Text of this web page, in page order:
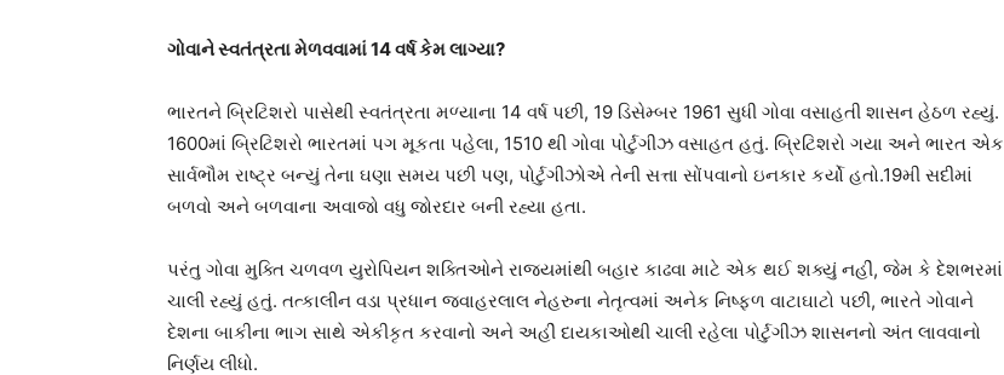
ગોવાને સ્વતંત્રતા મેળવવામાં 14 વર્ષ કેમ લાગ્યા?
ભારતને બ્રિટિશરો પાસેથી સ્વતંત્રતા મળ્યાના 14 વર્ષ પછી, 19 ડિસેમ્બર 1961 સુધી ગોવા વસાહતી શાસન હેઠળ રહ્યું.
1600માં બ્રિટિશરો ભારતમાં પગ મૂકતા પહેલા, 1510 થી ગોવા પોર્ટુગીઝ વસાહત હતું. બ્રિટિશરો ગયા અને ભારત એક
સાર્વભૌમ રાષ્ટ્ર બન્યું તેના ઘણા સમય પછી પણ, પોર્ટુગીઝોએ તેની સત્તા સોંપવાનો ઇનકાર કર્યો હતો.19મી સદીમાં
બળવો અને બળવાના અવાજો વધુ જોરદાર બની રહ્યા હતા.
પરંતુ ગોવા મુક્તિ ચળવળ યુરોપિયન શક્તિઓને રાજ્યમાંથી બહાર કાઢવા માટે એક થઈ શક્યું નહીં, જેમ કે દેશભરમાં
ચાલી રહ્યું હતું. તત્કાલીન વડા પ્રધાન જવાહરલાલ નેહરુના નેતૃત્વમાં અનેક નિષ્ફળ વાટાઘાટો પછી, ભારતે ગોવાને
દેશના બાકીના ભાગ સાથે એકીકૃત કરવાનો અને અહીં દાયકાઓથી ચાલી રહેલા પોર્ટુગીઝ શાસનનો અંત લાવવાનો
નિર્ણય લીધો.